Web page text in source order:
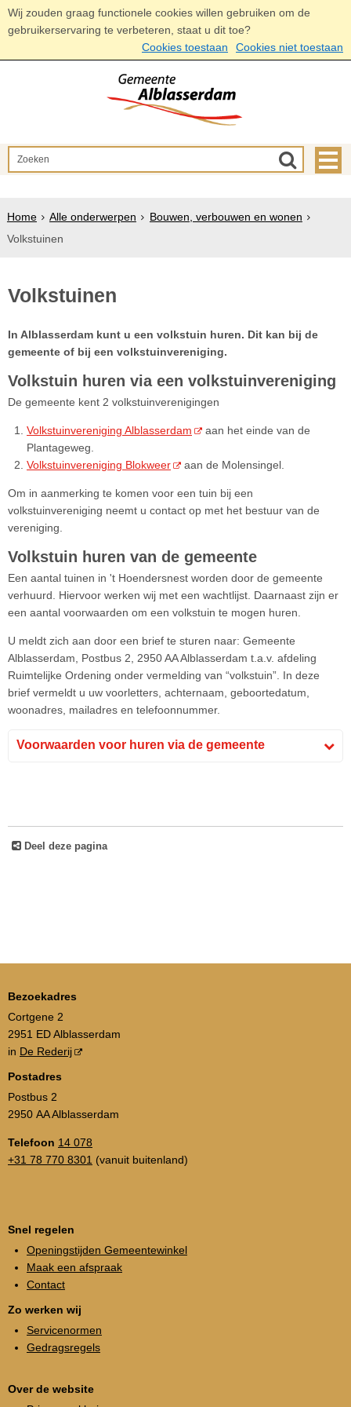
Wij zouden graag functionele cookies willen gebruiken om de
gebruikerservaring te verbeteren, staat u dit toe?
Cookies toestaan
Cookies niet toestaan
Home Alle onderwerpen
Bouwen, verbouwen en wonen
Volkstuinen
Volkstuinen
In Alblasserdam kunt u een volkstuin huren. Dit kan bij de
gemeente of bij een volkstuinvereniging.
Volkstuin huren via een volkstuinvereniging
De gemeente kent 2 volkstuinverenigingen
Volkstuinvereniging Alblasserdam
aan het einde van de
Plantageweg.
Volkstuinvereniging Blokweer
aan de Molensingel.
Om in aanmerking te komen voor een tuin bij een
volkstuinvereniging neemt u contact op met het bestuur van de
vereniging.
Volkstuin huren van de gemeente
Een aantal tuinen in 't Hoendersnest worden door de gemeente
verhuurd. Hiervoor werken wij met een wachtlijst. Daarnaast zijn er
een aantal voorwaarden om een volkstuin te mogen huren.
U meldt zich aan door een brief te sturen naar: Gemeente
Alblasserdam, Postbus 2, 2950 AA Alblasserdam t.a.v. afdeling
Ruimtelijke Ordening onder vermelding van “volkstuin”. In deze
brief vermeldt u uw voorletters, achternaam, geboortedatum,
woonadres, mailadres en telefoonnummer.
Voorwaarden voor huren via de gemeente
Deel deze pagina
Bezoekadres
Cortgene 2
2951 ED Alblasserdam
in De Rederij
Postadres
Postbus 2
2950 AA Alblasserdam
Telefoon 14 078
+31 78 770 8301 (vanuit buitenland)
Snel regelen
Openingstijden Gemeentewinkel
Maak een afspraak
Contact
Zo werken wij
Servicenormen
Gedragsregels
Over de website